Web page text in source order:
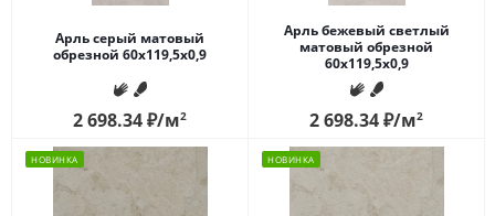
Арль серый матовый
обрезной 60x119,5x0,9
2 698.34₽/м2
Арль бежевый светлый
матовый обрезной
60x119,5x0,9
2 698.34₽/м2
НОВИНКА НОВИНКА